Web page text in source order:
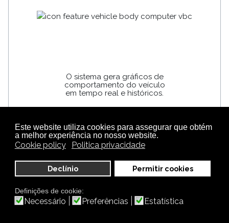
Este website utiliza cookies para assegurar que obtém
a melhor experiência no nosso website.
Cookie policy Politica privacidade
Declínio Permitir cookies
Definições de cookie:
Necessário Preferências Estatística
O sistema gera gráficos de
comportamento do veículo
em tempo real e históricos.
ANÁLISE DOS PERCURSOS E
STOP & GO
O VBC da ALKE'